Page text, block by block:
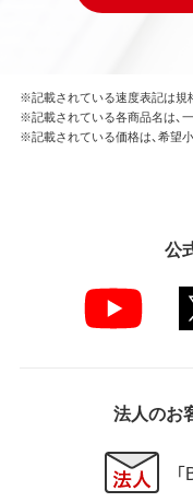
※記載されている速度表記は規
※記載されている各商品名は、
※記載されている価格は、希望小
公
法人のお